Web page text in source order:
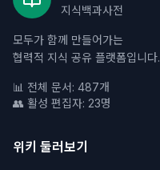
지식백과사전
모두가 함께 만들어가는
협력적 지식 공유 플랫폼입니다.
📊 전체 문서: 487개
👥 활성 편집자: 23명
위키 둘러보기